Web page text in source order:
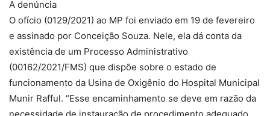
A denúncia
O ofício (0129/2021) ao MP foi enviado em 19 de fevereiro
e assinado por Conceição Souza. Nele, ela dá conta da
existência de um Processo Administrativo
(00162/2021/FMS) que dispõe sobre o estado de
funcionamento da Usina de Oxigênio do Hospital Municipal
Munir Rafful. “Esse encaminhamento se deve em razão da